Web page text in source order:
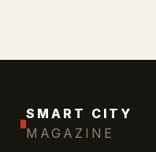
SMART CITY
MAGAZINE